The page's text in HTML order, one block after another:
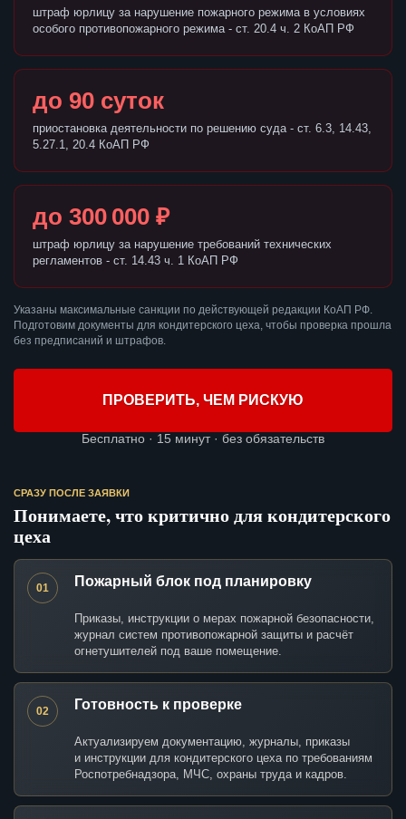
штраф юрлицу за нарушение пожарного режима в условиях
особого противопожарного режима - ст. 20.4 ч. 2 КоАП РФ
до 90 суток
приостановка деятельности по решению суда - ст. 6.3, 14.43,
5.27.1, 20.4 КоАП РФ
до 300 000 ₽
штраф юрлицу за нарушение требований технических
регламентов - ст. 14.43 ч. 1 КоАП РФ
Указаны максимальные санкции по действующей редакции КоАП РФ.
Подготовим документы для кондитерского цеха, чтобы проверка прошла
без предписаний и штрафов.
ПРОВЕРИТЬ, ЧЕМ РИСКУЮ
Бесплатно · 15 минут · без обязательств
СРАЗУ ПОСЛЕ ЗАЯВКИ
Понимаете, что критично для кондитерского
цеха
01 Пожарный блок под планировку
Приказы, инструкции о мерах пожарной безопасности,
журнал систем противопожарной защиты и расчёт
огнетушителей под ваше помещение.
02 Готовность к проверке
Актуализируем документацию, журналы, приказы
и инструкции для кондитерского цеха по требованиям
Роспотребнадзора, МЧС, охраны труда и кадров.